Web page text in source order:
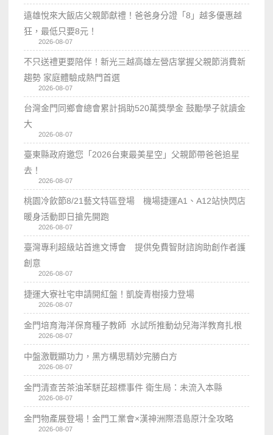
遠雄悅來大飯店父親節獻禮！爸爸身分證「8」越多優惠越
狂，最低只要8元！
2026-08-07
不只送禮更要陪伴！新光三越高雄左營店掌握父親節消費新
趨勢 家庭體驗成熱門首選
2026-08-07
台灣金門同鄉會總會累計捐助520萬獎學金 鼓勵學子就讀金
大
2026-08-07
臺東縣政府邀您「2026台東最美星空」父親節帶爸爸追星
去！
2026-08-07
桃園冷飲節8/21藝文特區登場 機場捷運A1、A12站快閃店
暖身活動即日搶先開跑
2026-08-07
臺灣專利超級站首進文博會 提供免費智財諮詢助創作者護
創意
2026-08-07
捷運大寮社宅申請開紅盤！凱旋青樹接力登場
2026-08-07
金門培育海洋保育種子教師 水試所推動幼兒海洋教育扎根
2026-08-07
中盤激戰顯功力，黑方構思精妙完勝白方
2026-08-07
金門清查苦茶油苯駢芘超標事件 衛生局：未流入本縣
2026-08-07
金門物產展登場！金門工業會×漢神洲際浯島原汁全攻略
2026-08-07